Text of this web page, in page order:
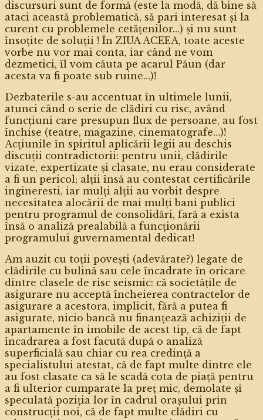
discursuri sunt de formă (este la modă, dă bine să
ataci această problematică, să pari interesat și la
curent cu problemele cetățenilor…) și nu sunt
însoțite de soluții ! În ZIUA ACEEA, toate aceste
vorbe nu vor mai conta, iar când ne vom
dezmetici, îl vom căuta pe acarul Păun (dar
acesta va fi poate sub ruine…)!
Dezbaterile s-au accentuat în ultimele lunii,
atunci când o serie de clădiri cu risc, având
funcțiuni care presupun flux de persoane, au fost
închise (teatre, magazine, cinematografe…)!
Acțiunile în spiritul aplicării legii au deschis
discuții contradictorii: pentru unii, clădirile
vizate, expertizate și clasate, nu erau considerate
a fi un pericol; alții însă au contestat certificările
ingineresti, iar mulți alții au vorbit despre
necesitatea alocării de mai mulți bani publici
pentru programul de consolidări, fară a exista
însă o analiză prealabilă a funcționării
programului guvernamental dedicat!
Am auzit cu toții povești (adevărate?) legate de
clădirile cu bulină sau cele încadrate în oricare
dintre clasele de risc seismic: că societățile de
asigurare nu acceptă încheierea contractelor de
asigurare a acestora, implicit, fără a putea fi
asigurate, nicio bancă nu finanțează achiziții de
apartamente în imobile de acest tip, că de fapt
încadrarea a fost facută după o analiză
superficială sau chiar cu rea credință a
specialistului atestat, că de fapt multe dintre ele
au fost clasate ca să le scadă cota de piață pentru
a fi ulterior cumparate la preț mic, demolate și
speculată poziția lor în cadrul orașului prin
construcții noi, că de fapt multe clădiri cu